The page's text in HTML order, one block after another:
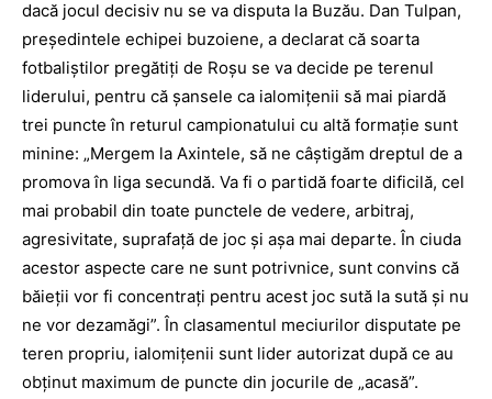
dacă jocul decisiv nu se va disputa la Buzău. Dan Tulpan,
­preşe­dintele echipei buzoiene, a declarat că soarta
fotbaliştilor pregătiţi de Roşu se va decide pe terenul
liderului, pentru că şansele ca ialomiţenii să mai piardă
trei puncte în returul campionatului cu altă formaţie sunt
minine: „Mergem la Axin­tele, să ne câştigăm dreptul de a
promova în liga secundă. Va fi o partidă foarte dificilă, cel
mai probabil din toate punctele de vedere, arbitraj,
agresivitate, suprafaţă de joc şi aşa mai departe. În ciuda
acestor aspecte care ne sunt potrivnice, sunt convins că
băieţii vor fi concentraţi pentru acest joc sută la sută şi nu
ne vor dezamăgi”. În clasamentul meciurilor disputate pe
teren propriu, ialomiţenii sunt lider autorizat după ce au
obţinut maximum de puncte din jocurile de „acasă”.